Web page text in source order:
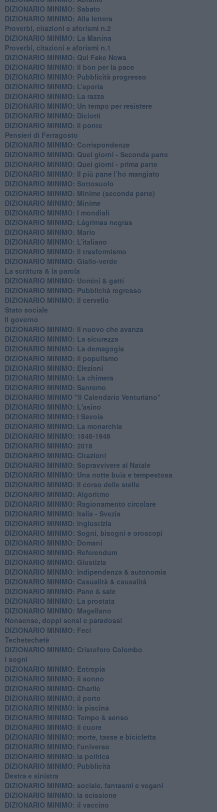
DIZIONARIO MINIMO: Sabato
​DIZIONARIO MINIMO: Alla lettera
Proverbi, citazioni e aforismi n.2
DIZIONARIO MINIMO: La Manina
​Proverbi, citazioni e aforismi n.1
DIZIONARIO MINIMO: Qui Fake News
DIZIONARIO MINIMO: ​Il bon per la pace
DIZIONARIO MINIMO: Pubblicità progresso
DIZIONARIO MINIMO: L’aporìa
DIZIONARIO MINIMO: La razza
DIZIONARIO MINIMO: Un tempo per resistere
DIZIONARIO MINIMO: Diciotti
DIZIONARIO MINIMO: Il ponte
Pensieri di Ferragosto
DIZIONARIO MINIMO: Corrispondenze
DIZIONARIO MINIMO: Quei giorni - Seconda parte
DIZIONARIO MINIMO: Quei giorni - prima parte
DIZIONARIO MINIMO: Il più pane l’ho mangiato
DIZIONARIO MINIMO: Sottosuolo
DIZIONARIO MINIMO: Minime (seconda parte)
DIZIONARIO MINIMO: Minime
DIZIONARIO MINIMO: ​I mondiali
DIZIONARIO MINIMO: ​Lágrimas negras
DIZIONARIO MINIMO: Mario
DIZIONARIO MINIMO: L’italiano
DIZIONARIO MINIMO: Il trasformismo
DIZIONARIO MINIMO: Giallo-verde
La scrittura & la parola
​DIZIONARIO MINIMO: Uomini & gatti
DIZIONARIO MINIMO: ​Pubblicità regresso
DIZIONARIO MINIMO: Il cervello
Stato sociale
Il governo
DIZIONARIO MINIMO: Il nuovo che avanza
DIZIONARIO MINIMO: La sicurezza
DIZIONARIO MINIMO: La demagogia
DIZIONARIO MINIMO: Il populismo
DIZIONARIO MINIMO: Elezioni
DIZIONARIO MINIMO: La chimera
DIZIONARIO MINIMO: Sanremo
DIZIONARIO MINIMO "Il Calendario Venturiano"
DIZIONARIO MINIMO: L'asino
DIZIONARIO MINIMO: I Savoia
DIZIONARIO MINIMO: La monarchia
DIZIONARIO MINIMO: 1848-1948
DIZIONARIO MINIMO: 2018
DIZIONARIO MINIMO: Citazioni
DIZIONARIO MINIMO: ​Sopravvivere al Natale
DIZIONARIO MINIMO: ​Una notte buia e tempestosa
DIZIONARIO MINIMO: Il corso delle stelle
DIZIONARIO MINIMO: Algoritmo
DIZIONARIO MINIMO: Ragionamento circolare
DIZIONARIO MINIMO: Italia - Svezia
DIZIONARIO MINIMO: ​Ingiustizia
DIZIONARIO MINIMO: ​Sogni, bisogni e oroscopi
DIZIONARIO MINIMO: Domani
DIZIONARIO MINIMO: Referendum
DIZIONARIO MINIMO: Giustizia
DIZIONARIO MINIMO: ​Indipendenza & autonomia
DIZIONARIO MINIMO: ​Casualità & causalità
​DIZIONARIO MINIMO: Pane & sale
DIZIONARIO MINIMO: La prostata
​DIZIONARIO MINIMO: Magellano
Nonsense, doppi sensi e paradossi
DIZIONARIO MINIMO: Feci
Techetechetè
DIZIONARIO MINIMO: Cristoforo Colombo
I sogni
DIZIONARIO MINIMO: Entropia
DIZIONARIO MINIMO: il sonno
DIZIONARIO MINIMO: Charlie
DIZIONARIO MINIMO: il porto
DIZIONARIO MINIMO: la piscina
DIZIONARIO MINIMO: Tempo & senso
DIZIONARIO MINIMO: il cuore
DIZIONARIO MINIMO: morte, tasse e bicicletta
DIZIONARIO MINIMO: l'universo
DIZIONARIO MINIMO: la politica
DIZIONARIO MINIMO: Pubblicità
Destra e sinistra
DIZIONARIO MINIMO: sociale, fantasmi e vegani
DIZIONARIO MINIMO: la scissione
DIZIONARIO MINIMO: il vaccino